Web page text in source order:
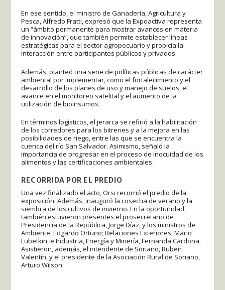
En ese sentido, el ministro de Ganadería, Agricultura y
Pesca, Alfredo Fratti, expresó que la Expoactiva representa
un “ámbito permanente para mostrar avances en materia
de innovación”, que también permite establecer líneas
estratégicas para el sector agropecuario y propicia la
interacción entre participantes públicos y privados.
Además, planteó una serie de políticas públicas de carácter
ambiental por implementar, como el fortalecimiento y el
desarrollo de los planes de uso y manejo de suelos, el
avance en el monitoreo satelital y el aumento de la
utilización de bioinsumos.
En términos logísticos, el jerarca se refirió a la habilitación
de los corredores para los bitrenes y a la mejora en las
posibilidades de riego, entre las que se encuentra la
cuenca del río San Salvador. Asimismo, señaló la
importancia de progresar en el proceso de inocuidad de los
alimentos y las certificaciones ambientales.
RECORRIDA POR EL PREDIO
Una vez finalizado el acto, Orsi recorrió el predio de la
exposición. Además, inauguró la cosecha de verano y la
siembra de los cultivos de invierno. En la oportunidad,
también estuvieron presentes el prosecretario de
Presidencia de la República, Jorge Díaz, y los ministros de
Ambiente, Edgardo Ortuño; Relaciones Exteriores, Mario
Lubetkin, e Industria, Energía y Minería, Fernanda Cardona.
Asistieron, además, el intendente de Soriano, Ruben
Valentín, y el presidente de la Asociación Rural de Soriano,
Arturo Wilson.